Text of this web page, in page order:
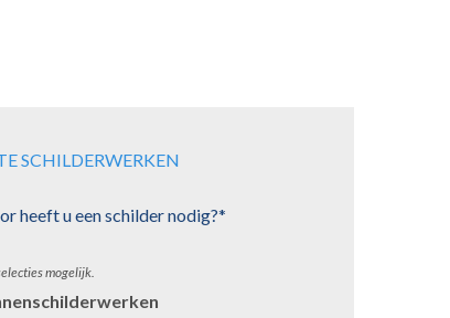
SCHILDERWERKEN
heeft u een schilder nodig?*
mogelijk.